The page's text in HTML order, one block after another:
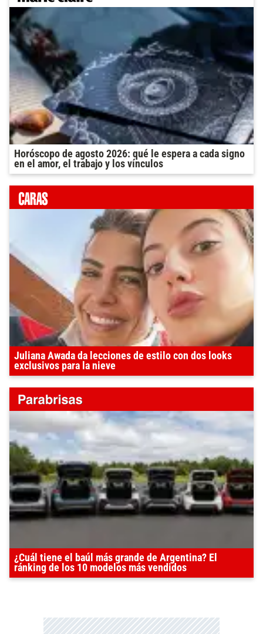
Horóscopo de agosto 2026: qué le espera a cada signo
en el amor, el trabajo y los vínculos
Juliana Awada da lecciones de estilo con dos looks
exclusivos para la nieve
¿Cuál tiene el baúl más grande de Argentina? El
ránking de los 10 modelos más vendidos